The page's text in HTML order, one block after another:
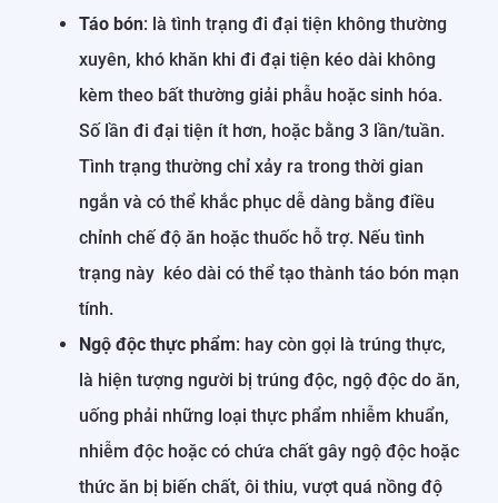
Táo bón: là tình trạng đi đại tiện không thường
xuyên, khó khăn khi đi đại tiện kéo dài không
kèm theo bất thường giải phẫu hoặc sinh hóa.
Số lần đi đại tiện ít hơn, hoặc bằng 3 lần/tuần.
Tình trạng thường chỉ xảy ra trong thời gian
ngắn và có thể khắc phục dễ dàng bằng điều
chỉnh chế độ ăn hoặc thuốc hỗ trợ. Nếu tình
trạng này kéo dài có thể tạo thành táo bón mạn
tính.
Ngộ độc thực phẩm: hay còn gọi là trúng thực,
là hiện tượng người bị trúng độc, ngộ độc do ăn,
uống phải những loại thực phẩm nhiễm khuẩn,
nhiễm độc hoặc có chứa chất gây ngộ độc hoặc
thức ăn bị biến chất, ôi thiu, vượt quá nồng độ